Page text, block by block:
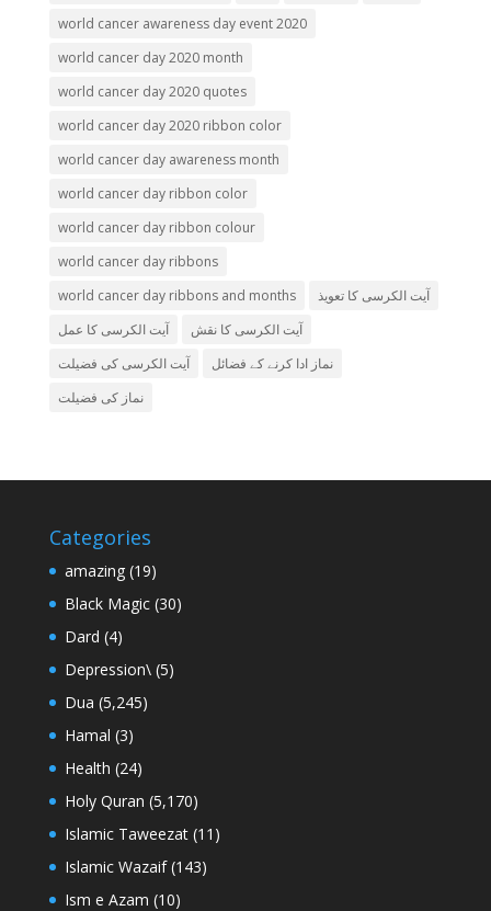
world cancer awareness day event 2020
world cancer day 2020 month
world cancer day 2020 quotes
world cancer day 2020 ribbon color
world cancer day awareness month
world cancer day ribbon color
world cancer day ribbon colour
world cancer day ribbons
world cancer day ribbons and months
آیت الکرسی کا تعویذ
آیت الکرسی کا عمل
آیت الکرسی کا نقش
آیت الکرسی کی فضیلت
نماز ادا کرنے کے فضائل
نماز کی فضیلت
Categories
amazing(19)
Black Magic(30)
Dard (4)
Depression\(5)
Dua (5,245)
Hamal (3)
Health (24)
Holy Quran (5,170)
Islamic Taweezat(11)
Islamic Wazaif(143)
Ism e Azam (10)